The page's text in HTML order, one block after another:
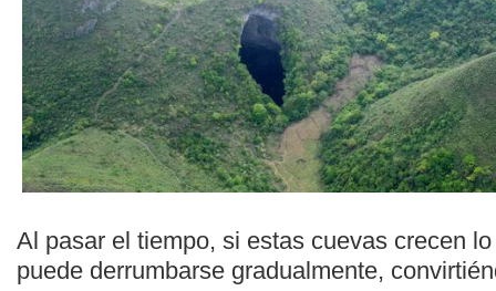
Al pasar el tiempo, si estas cuevas crecen
puede derrumbarse gradualmente,